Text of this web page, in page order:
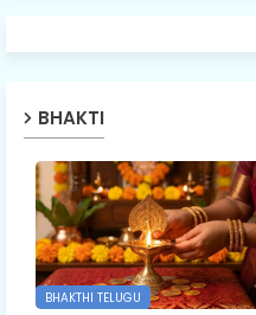
BHAKTI
BHAKTHI TELUGU